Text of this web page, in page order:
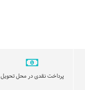
پرداخت نقدی در محل تحویل